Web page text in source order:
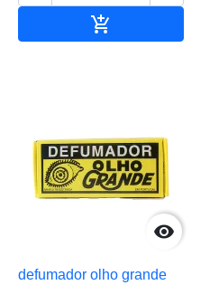


defumador olho grande